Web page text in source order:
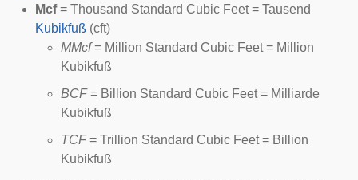
Mcf= Thousand Standard Cubic Feet = Tausend
Kubikfuß (cft)
MMcf= Million Standard Cubic Feet = Million
Kubikfuß
BCF= Billion Standard Cubic Feet = Milliarde
Kubikfuß
TCF= Trillion Standard Cubic Feet = Billion
Kubikfuß